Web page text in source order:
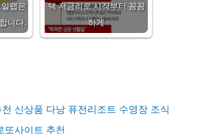
랩은
니다.
택 저금리로 시작부터 꼼꼼
하게
신상품 다낭 퓨전리조트 수영장 조식
또사이트 추천